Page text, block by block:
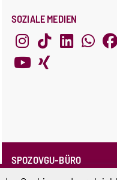
SOZIALE MEDIEN
SPOZOVGU-BÜRO